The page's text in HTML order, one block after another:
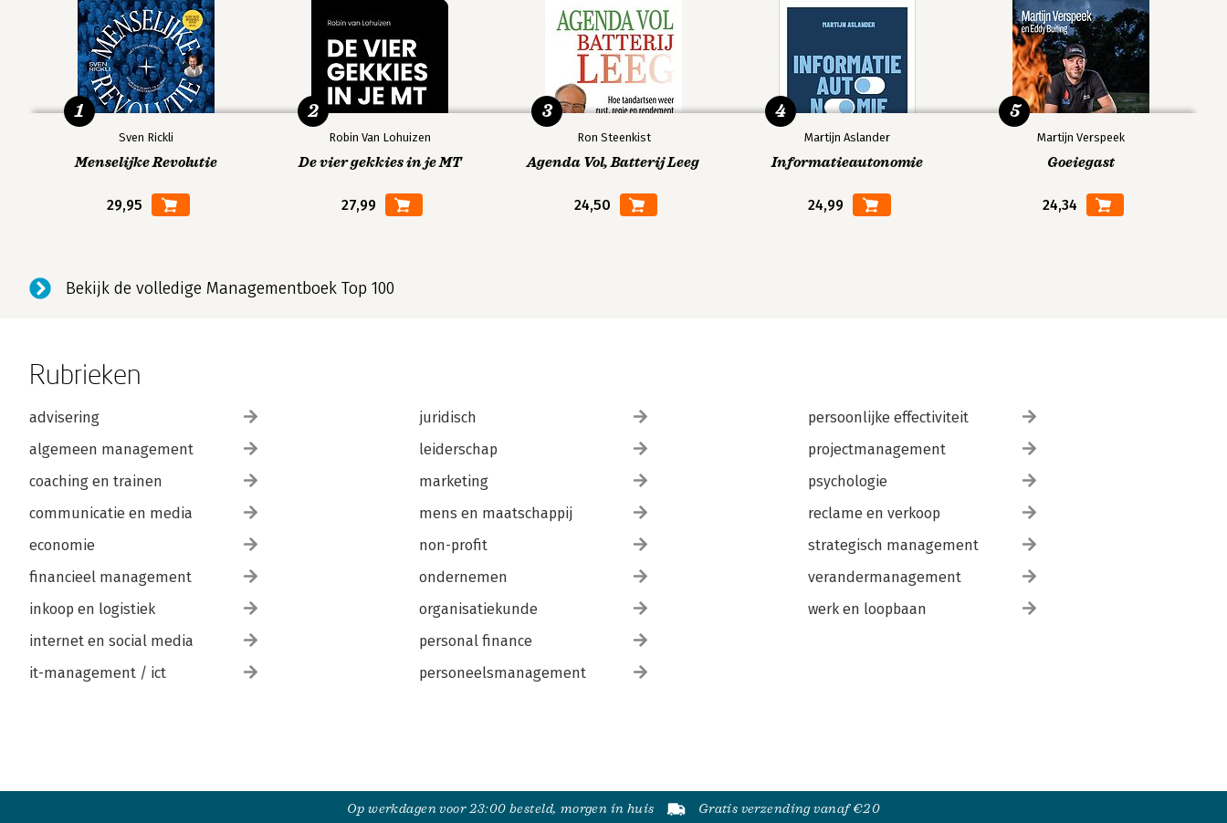
Sven Rickli
Menselijke Revolutie
29,95
1
Robin Van Lohuizen
De vier gekkies in je MT
27,99
2
Ron Steenkist
Agenda Vol, Batterij Leeg
24,50
3
Martijn Aslander
Informatieautonomie
24,99
4
Martijn Verspeek
Goeiegast
24,34
5
Bekijk de volledige Managementboek Top 100
Rubrieken
advisering
algemeen management
coaching en trainen
communicatie en media
economie
financieel management
inkoop en logistiek
internet en social media
it-management / ict
juridisch
leiderschap
marketing
mens en maatschappij
non-profit
ondernemen
organisatiekunde
personal finance
personeelsmanagement
persoonlijke effectiviteit
projectmanagement
psychologie
reclame en verkoop
strategisch management
verandermanagement
werk en loopbaan
Op werkdagen voor 23:00 besteld, morgen in huis Gratis verzending vanaf €20